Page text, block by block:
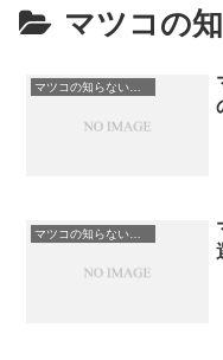
マツコの
マツコの知らない世界
マツコの知らない世界